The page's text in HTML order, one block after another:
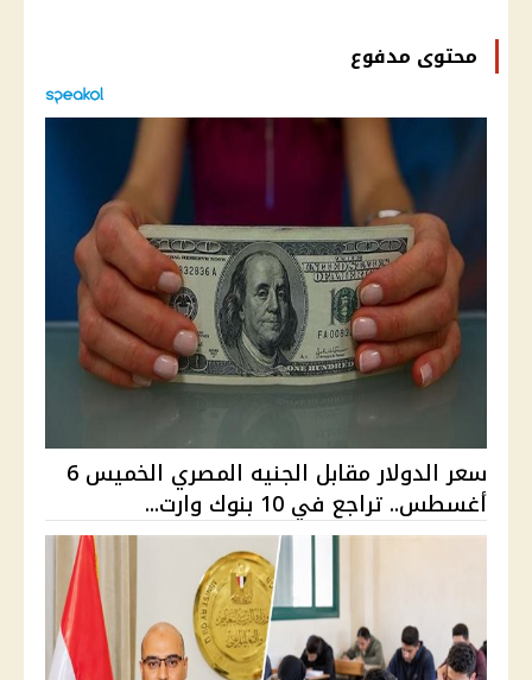
محتوى مدفوع
سعر الدولار مقابل الجنيه المصري الخميس 6
أغسطس.. تراجع في 10 بنوك وارت...